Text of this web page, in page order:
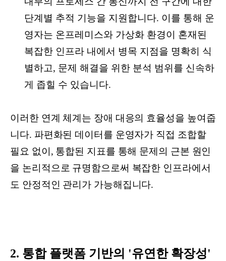
단계별 추적 기능을 지원합니다. 이를 통해 운
영자는 온프레미스와 가상화 환경이 혼재된
복잡한 인프라 내에서 병목 지점을 명확히 식
별하고, 문제 해결을 위한 분석 범위를 신속하
게 좁힐 수 있습니다.
이러한 연계 체계는 장애 대응의 효율성을 높여줍
니다. 파편화된 데이터를 운영자가 직접 조합할
필요 없이, 통합된 지표를 통해 문제의 근본 원인
을 논리적으로 규명함으로써 복잡한 인프라에서
도 안정적인 관리가 가능해집니다.
2. 통합 플랫폼 기반의 '유연한 확장성'